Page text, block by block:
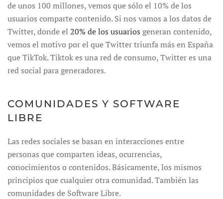
de unos 100 millones, vemos que sólo el 10% de los
usuarios comparte contenido. Si nos vamos a los datos de
Twitter, donde el 20% de los usuarios generan contenido,
vemos el motivo por el que Twitter triunfa más en España
que TikTok. Tiktok es una red de consumo, Twitter es una
red social para generadores.
COMUNIDADES Y SOFTWARE
LIBRE
Las redes sociales se basan en interacciones entre
personas que comparten ideas, ocurrencias,
conocimientos o contenidos. Básicamente, los mismos
principios que cualquier otra comunidad. También las
comunidades de Software Libre.